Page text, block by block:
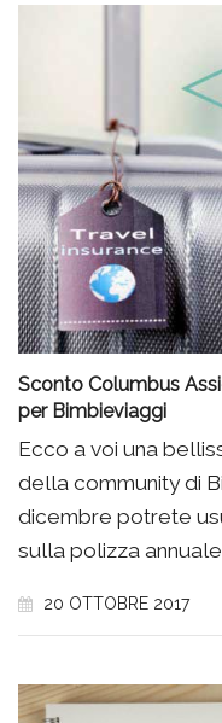
Sconto Columbus
per Bimbieviaggi
Ecco a voi una
della community di
dicembre potrete
sulla polizza
20 OTTOBRE 2017